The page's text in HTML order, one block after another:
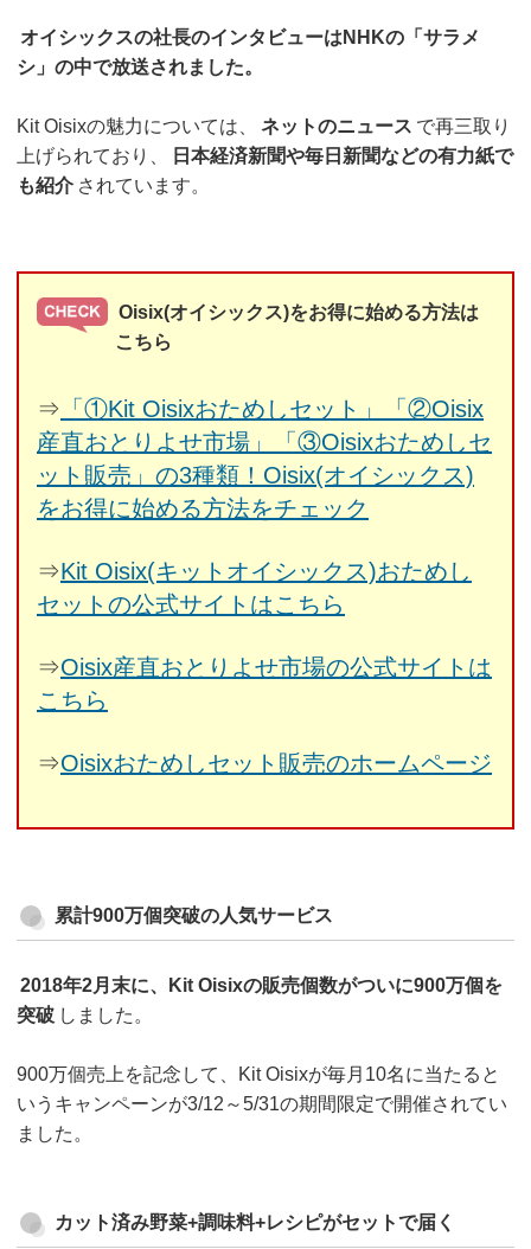
オイシックスの社長のインタビューはNHKの「サラメ
シ」の中で放送されました。
Kit Oisixの魅力については、 ネットのニュース で再三取り
上げられており、
日本経済新聞や毎日新聞などの有力紙で
も紹介 されています。
Oisix(オイシックス)をお得に始める方法は
こちら
⇒ 「①Kit Oisixおためしセット」「②Oisix
産直おとりよせ市場」「③Oisixおためしセ
ット販売」の3種類！Oisix(オイシックス)
をお得に始める方法をチェック
⇒Kit Oisix(キットオイシックス)おためし
セットの公式サイトはこちら
⇒Oisix産直おとりよせ市場の公式サイトは
こちら
⇒Oisixおためしセット販売のホームページ
累計900万個突破の人気サービス
2018年2月末に、Kit Oisixの販売個数がついに900万個を
突破 しました。
900万個売上を記念して、Kit Oisixが毎月10名に当たると
いうキャンペーンが3/12～5/31の期間限定で開催されてい
ました。
カット済み野菜+調味料+レシピがセットで届く